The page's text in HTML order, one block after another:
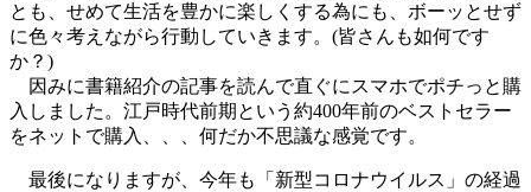
とも、せめて生活を豊かに楽しくする為にも、ボーッとせず
に色々考えながら行動していきます。(皆さんも如何です
か？)
因みに書籍紹介の記事を読んで直ぐにスマホでポチっと購
入しました。江戸時代前期という約400年前のベストセラー
をネットで購入、、、何だか不思議な感覚です。
最後になりますが、今年も「新型コロナウイルス」の経過